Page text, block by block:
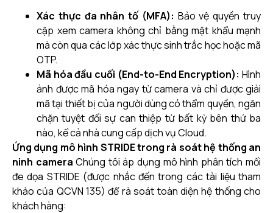
Xác thực đa nhân tố (MFA): Bảo vệ quyền truy
cập xem camera không chỉ bằng mật khẩu mạnh
mà còn qua các lớp xác thực sinh trắc học hoặc mã
OTP.
Mã hóa đầu cuối (End-to-End Encryption): Hình
ảnh được mã hóa ngay từ camera và chỉ được giải
mã tại thiết bị của người dùng có thẩm quyền, ngăn
chặn tuyệt đối sự can thiệp từ bất kỳ bên thứ ba
nào, kể cả nhà cung cấp dịch vụ Cloud.
Ứng dụng mô hình STRIDE trong rà soát hệ thống an
ninh camera Chúng tôi áp dụng mô hình phân tích mối
đe dọa STRIDE (được nhắc đến trong các tài liệu tham
khảo của QCVN 135) để rà soát toàn diện hệ thống cho
khách hàng: